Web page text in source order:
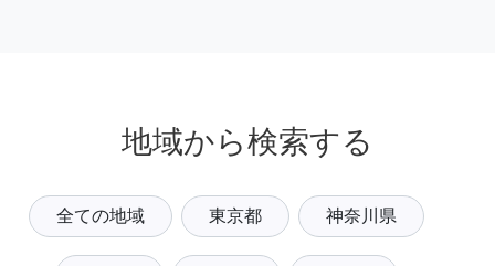
地域から検索する
全ての地域 東京都 神奈川県